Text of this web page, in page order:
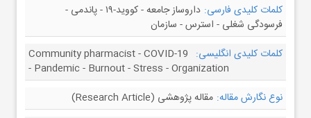
کلمات کلیدی فارسی:
داروساز جامعه - کووید-۱۹ - پاندمی -
فرسودگی شغلی - استرس - سازمان
کلمات کلیدی انگلیسی: Community pharmacist - COVID-19
- Pandemic - Burnout - Stress - Organization
نوع نگارش مقاله: مقاله پژوهشی (Research Article)